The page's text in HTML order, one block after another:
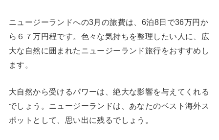
ニュージーランドへの3月の旅費は、6泊8日で36万円か
ら６７万円程です。色々な気持ちを整理したい人に、広
大な自然に囲まれたニュージーランド旅行をおすすめし
ます。
大自然から受けるパワーは、絶大な影響を与えてくれる
でしょう。ニュージーランドは、あなたのベスト海外ス
ポットとして、思い出に残るでしょう。